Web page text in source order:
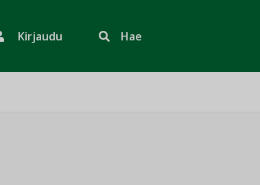
Kirjaudu Hae